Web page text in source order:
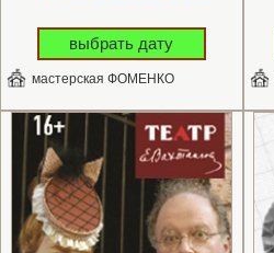
выбрать дату
мастерская ФОМЕНКО